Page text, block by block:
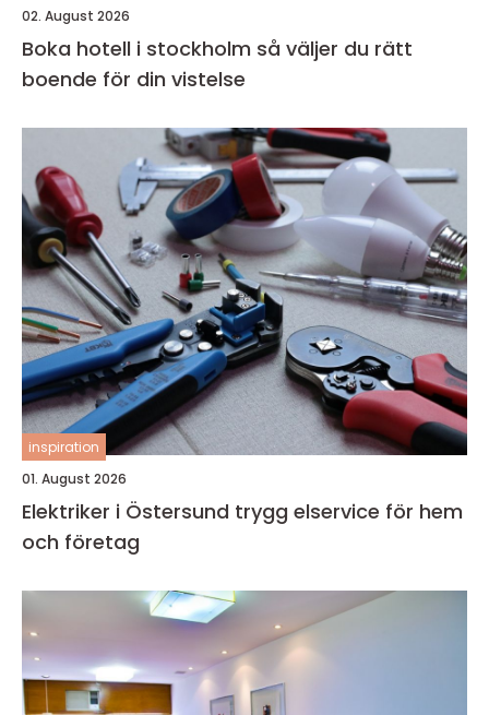
02. August 2026
Boka hotell i stockholm så väljer du rätt
boende för din vistelse
inspiration
01. August 2026
Elektriker i Östersund trygg elservice för hem
och företag